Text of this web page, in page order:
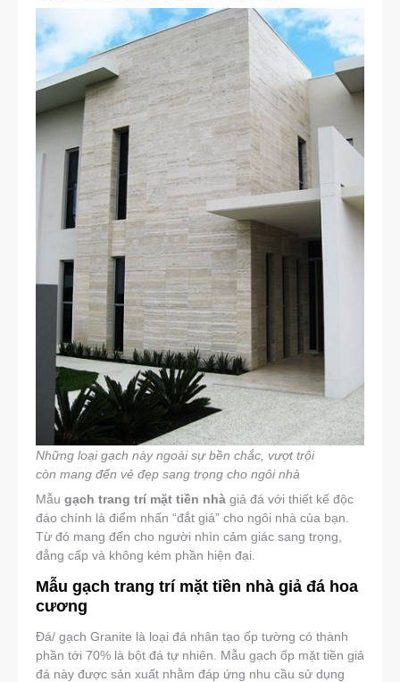
Những loại gạch này ngoài sự bền chắc, vượt trội
còn mang đến vẻ đẹp sang trọng cho ngôi nhà
Mẫu gạch trang trí mặt tiền nhà giả đá với thiết kế độc
đáo chính là điểm nhấn “đắt giá” cho ngôi nhà của bạn.
Từ đó mang đến cho người nhìn cảm giác sang trọng,
đẳng cấp và không kém phần hiện đại.
Mẫu gạch trang trí mặt tiền nhà giả đá hoa
cương
Đá/ gạch Granite là loại đá nhân tạo ốp tường có thành
phần tới 70% là bột đá tự nhiên. Mẫu gạch ốp mặt tiền giả
đá này được sản xuất nhằm đáp ứng nhu cầu sử dụng